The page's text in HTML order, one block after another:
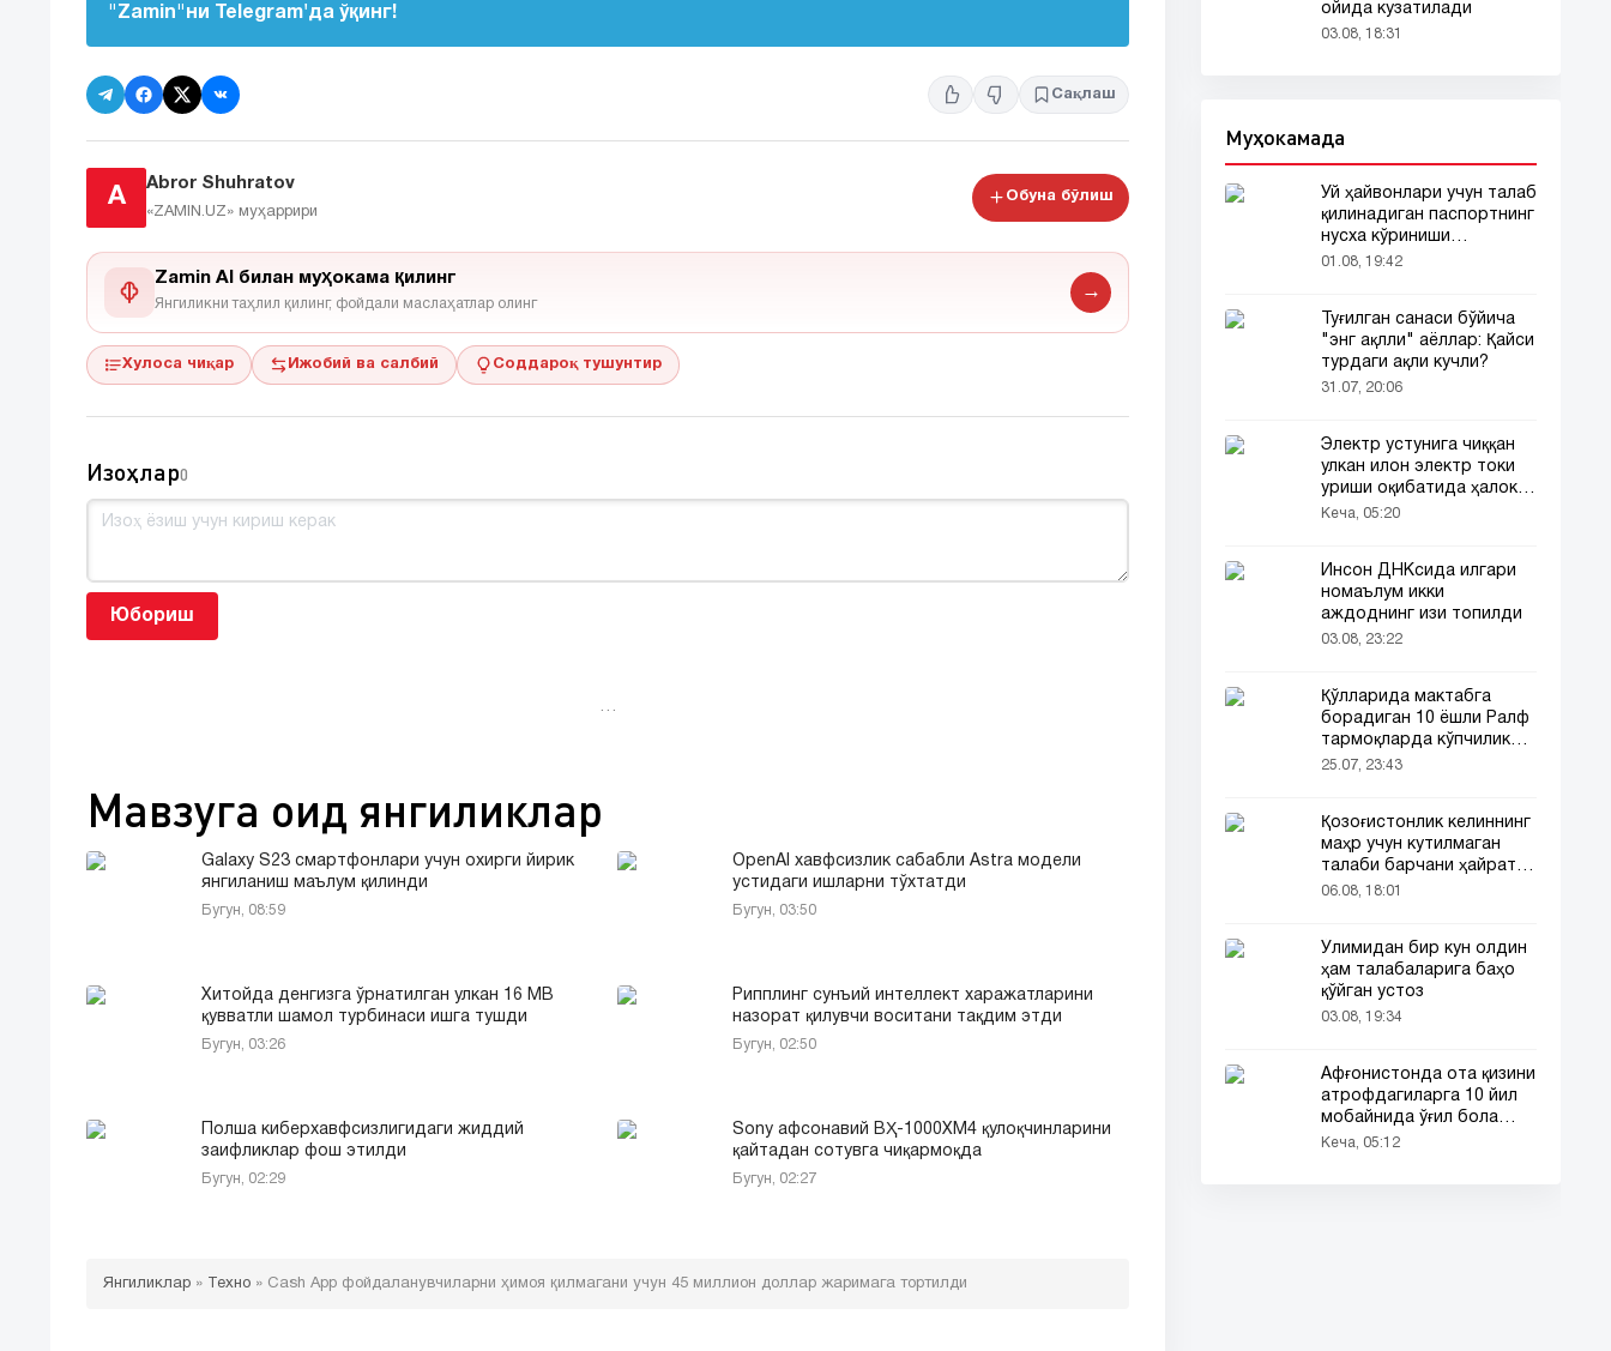
"Zamin"ни Telegram'да ўқинг!
Сақлаш
A
Abror Shuhratov
«ZAMIN.UZ» муҳаррири
Обуна бўлиш
Zamin AI билан муҳокама қилинг
Янгиликни таҳлил қилинг, фойдали маслаҳатлар олинг
→
Хулоса чиқар Ижобий ва салбий Соддароқ тушунтир
Изоҳлар0
Юбориш
…
Мавзуга оид янгиликлар
Galaxy S23 смартфонлари учун охирги йирик
янгиланиш маълум қилинди
Бугун, 08:59
OpenAI хавфсизлик сабабли Astra модели
устидаги ишларни тўхтатди
Бугун, 03:50
Хитойда денгизга ўрнатилган улкан 16 МВ
қувватли шамол турбинаси ишга тушди
Бугун, 03:26
Рипплинг сунъий интеллект харажатларини
назорат қилувчи воситани тақдим этди
Бугун, 02:50
Полша киберхавфсизлигидаги жиддий
заифликлар фош этилди
Бугун, 02:29
Sony афсонавий ВҲ-1000XM4 қулоқчинларини
қайтадан сотувга чиқармоқда
Бугун, 02:27
Янгиликлар » Техно » Cash App фойдаланувчиларни ҳимоя қилмагани учун 45 миллион доллар жаримага тортилди
ойида кузатилади
03.08, 18:31
Муҳокамада
Уй ҳайвонлари учун талаб
қилинадиган паспортнинг
нусха кўриниши
тармоқларда тарқалди
01.08, 19:42
Туғилган санаси бўйича
"энг ақлли" аёллар: Қайси
турдаги ақли кучли?
31.07, 20:06
Электр устунига чиққан
улкан илон электр токи
уриши оқибатида ҳалок
бўлди
Кеча, 05:20
Инсон ДНКсида илгари
номаълум икки
аждоднинг изи топилди
03.08, 23:22
Қўлларида мактабга
борадиган 10 ёшли Ралф
тармоқларда кўпчиликни
таъсирлантирди
25.07, 23:43
Қозоғистонлик келиннинг
маҳр учун кутилмаган
талаби барчани ҳайратга
солди
06.08, 18:01
Ўлимидан бир кун олдин
ҳам талабаларига баҳо
қўйган устоз
03.08, 19:34
Афғонистонда ота қизини
атрофдагиларга 10 йил
мобайнида ўғил бола
сифатида таништирди
Кеча, 05:12